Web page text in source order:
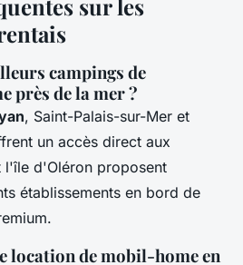
sur les
campings de
près de la mer ?
, Saint-Palais-sur-Mer et
un accès direct aux
l'île d'Oléron proposent
établissements en bord de
location de mobil-home en